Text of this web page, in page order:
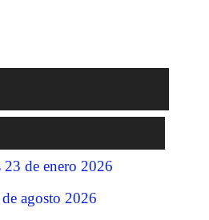
de enero 2026
agosto 2026